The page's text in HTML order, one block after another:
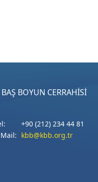
BOYUN CERRAHİSİ
+90 (212) 234 44 81
kbb@kbb.org.tr